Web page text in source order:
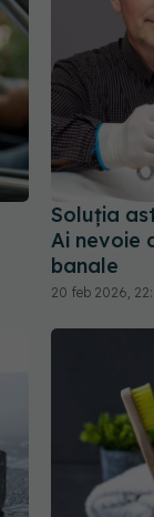
Soluția
Ai nevoie
banale
20 feb 2026,